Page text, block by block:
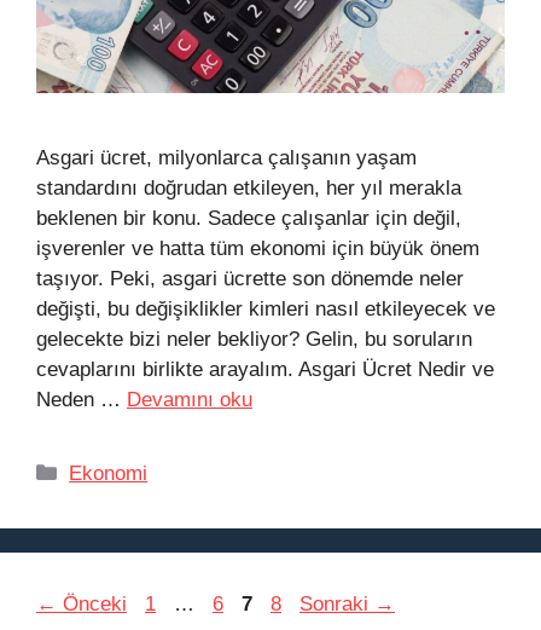
Asgari ücret, milyonlarca çalışanın yaşam
standardını doğrudan etkileyen, her yıl merakla
beklenen bir konu. Sadece çalışanlar için değil,
işverenler ve hatta tüm ekonomi için büyük önem
taşıyor. Peki, asgari ücrette son dönemde neler
değişti, bu değişiklikler kimleri nasıl etkileyecek ve
gelecekte bizi neler bekliyor? Gelin, bu soruların
cevaplarını birlikte arayalım. Asgari Ücret Nedir ve
Neden … Devamını oku
Kategoriler
Ekonomi
← Önceki Sayfa
1 … Sayfa
6 Sayfa
7 Sayfa
8 Sonraki →